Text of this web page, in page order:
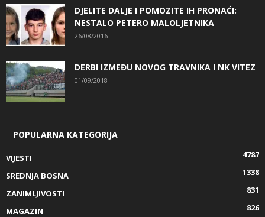
DJELITE DALJE I POMOZITE IH PRONAĆI:
NESTALO PETERO MALOLJETNIKA
26/08/2016
DERBI IZMEĐU NOVOG TRAVNIKA I NK VITEZ
01/09/2018
POPULARNA KATEGORIJA
VIJESTI
4787
SREDNJA BOSNA
1338
ZANIMLJIVOSTI
831
MAGAZIN
826